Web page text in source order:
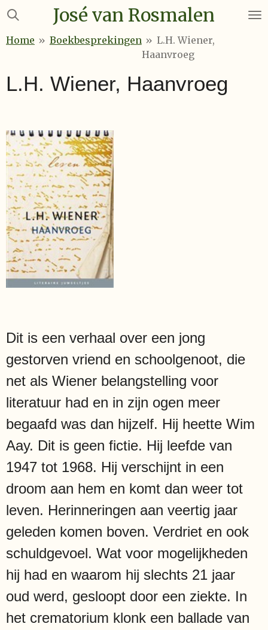
Ga
naar
José van Rosmalen
Home » Boekbesprekingen » L.H. Wiener,
Haanvroeg
L.H. Wiener, Haanvroeg
Dit is een verhaal over een jong
gestorven vriend en schoolgenoot, die
net als Wiener belangstelling voor
literatuur had en in zijn ogen meer
begaafd was dan hijzelf. Hij heette Wim
Aay. Dit is geen fictie. Hij leefde van
1947 tot 1968. Hij verschijnt in een
droom aan hem en komt dan weer tot
leven. Herinneringen aan veertig jaar
geleden komen boven. Verdriet en ook
schuldgevoel. Wat voor mogelijkheden
hij had en waarom hij slechts 21 jaar
oud werd, gesloopt door een ziekte. In
het crematorium klonk een ballade van